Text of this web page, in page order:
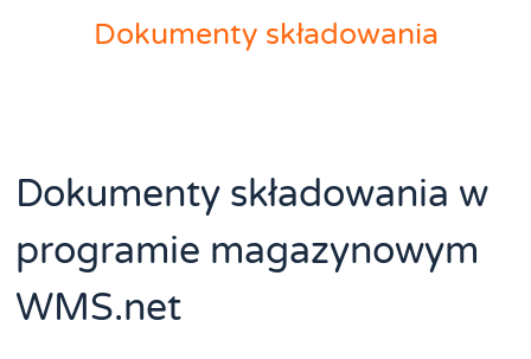
Dokumenty składowania
Dokumenty składowania w
programie magazynowym
WMS.net